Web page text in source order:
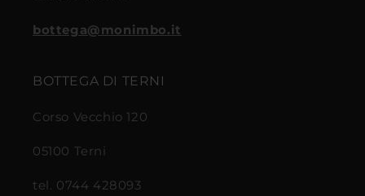
bottega@monimbo.it
BOTTEGA DI TERNI
Corso Vecchio 120
05100 Terni
tel. 0744 428093